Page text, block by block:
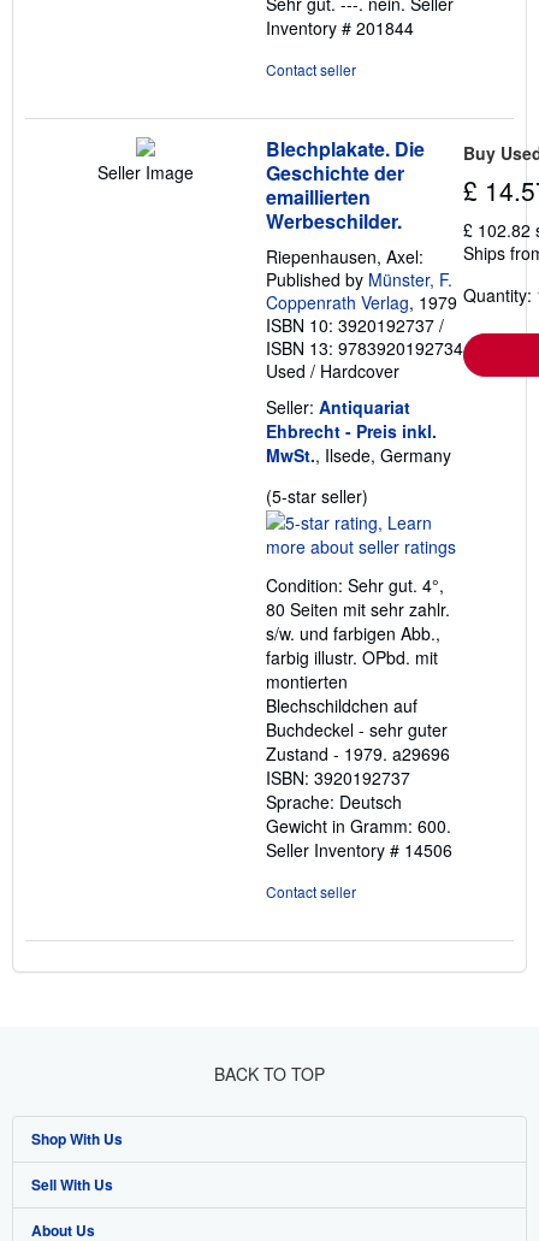
5
stars
Inventory # 201844
Contact seller
Seller Image
Blechplakate. Die
Geschichte der
emaillierten
Werbeschilder.
Riepenhausen, Axel:
Published by Münster, F.
Coppenrath Verlag, 1979
ISBN 10: 3920192737 /
ISBN 13: 9783920192734
Used / Hardcover
Seller: Antiquariat
Ehbrecht - Preis inkl.
MwSt., Ilsede, Germany
(5-star seller)
rating
5
of
5
stars
Condition: Sehr gut. 4°,
80 Seiten mit sehr zahlr.
s/w. und farbigen Abb.,
farbig illustr. OPbd. mit
montierten
Blechschildchen auf
Buchdeckel - sehr guter
Zustand - 1979. a29696
ISBN: 3920192737
Sprache: Deutsch
Gewicht in Gramm: 600.
Seller Inventory # 14506
Contact seller
Buy
£
£ 102.82
Ships
Quantity:
BACK TO TOP
Shop With Us
Advanced Search
Browse Collections
Sell With Us
Start Selling
About Us